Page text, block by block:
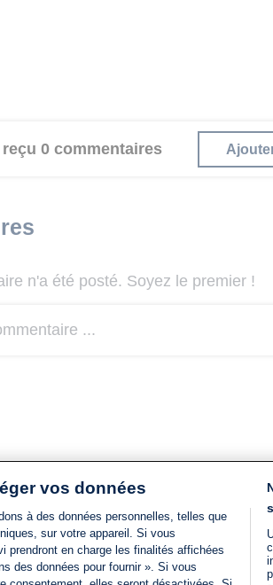
0 commentaires
n'a été posté. Soyez le premier !
...
vos données
à des données personnelles, telles que
sur votre appareil. Si vous
prendront en charge les finalités affichées
des données pour fournir ». Si vous